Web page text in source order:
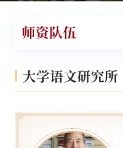
师资队伍
大学语文研究所